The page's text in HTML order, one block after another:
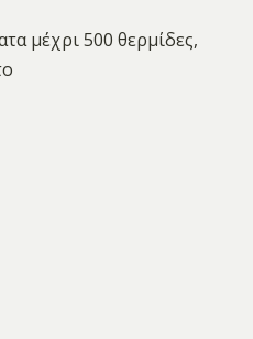
μέχρι 500 θερμίδες,